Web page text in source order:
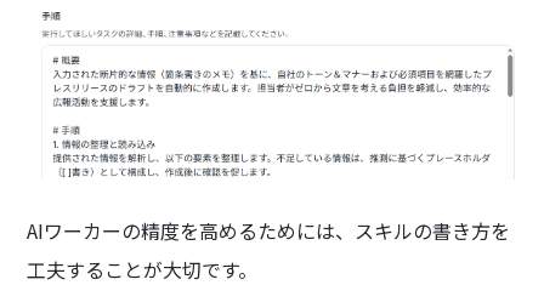
AIワーカーの精度を高めるためには、スキルの書き方を
工夫することが大切です。